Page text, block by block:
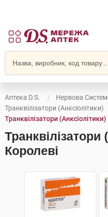
Аптека D.S.
Нервова
Транквілізатори (анксіолітики)
Транквілізатори
Транквілізатори
Королеві